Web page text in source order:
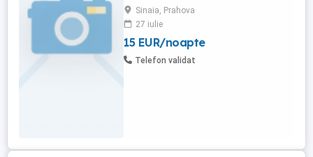
TV, frigider. Curte mare cu parcare
supravegheată cu camere video, acces
bucătărie utilată complet, grătar , plita ,
foișoare, masa de tenis.
Sinaia, Prahova
27 iulie
15 EUR/noapte
Telefon validat